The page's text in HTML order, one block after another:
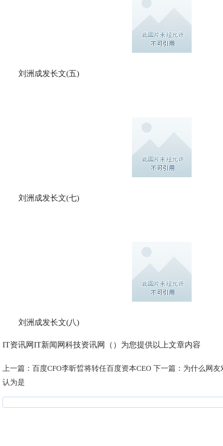
刘洲成发长文(五)
刘洲成发长文(七)
刘洲成发长文(八)
IT资讯网IT新闻网科技资讯网（）为您提供以上文章内容
上一篇： 百度CFO李昕晢将转任百度资本CEO 下一篇： 为什么网友
认为是